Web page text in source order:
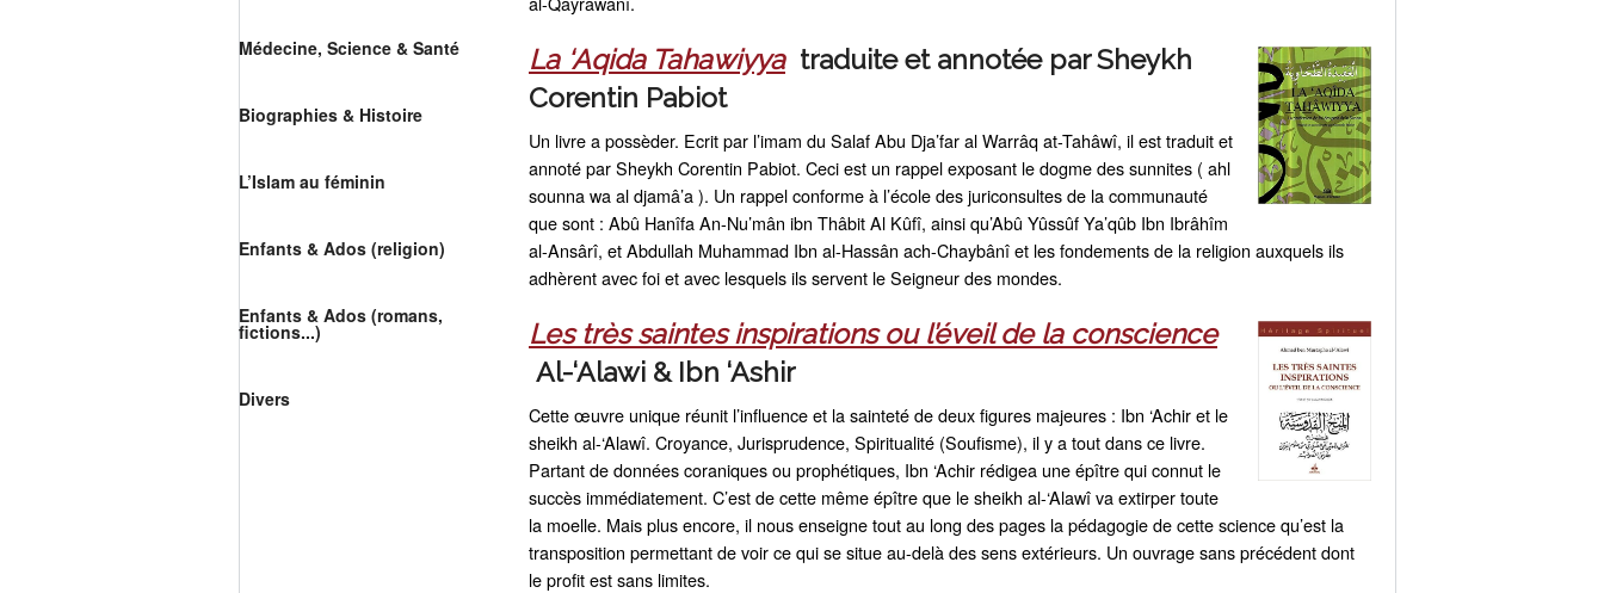
Médecine, Science & Santé
Biographies & Histoire
L’Islam au féminin
Enfants & Ados (religion)
Enfants & Ados (romans,
fictions...)
Divers
La ‘Aqida Tahawiyya traduite et annotée par Sheykh
Corentin Pabiot
Un livre a possèder. Ecrit par l’imam du Salaf Abu Dja’far al Warrâq at-Tahâwî, il est traduit et
annoté par Sheykh Corentin Pabiot. Ceci est un rappel exposant le dogme des sunnites ( ahl
sounna wa al djamâ’a ). Un rappel conforme à l’école des juriconsultes de la communauté
que sont : Abû Hanîfa An-Nu’mân ibn Thâbit Al Kûfî, ainsi qu’Abû Yûssûf Ya’qûb Ibn Ibrâhîm
al-Ansârî, et Abdullah Muhammad Ibn al-Hassân ach-Chaybânî et les fondements de la religion auxquels ils
adhèrent avec foi et avec lesquels ils servent le Seigneur des mondes.
Les très saintes inspirations ou l’éveil de la conscience
Al-‘Alawi & Ibn ‘Ashir
Cette œuvre unique réunit l’influence et la sainteté de deux figures majeures : Ibn ‘Achir et le
sheikh al-‘Alawî. Croyance, Jurisprudence, Spiritualité (Soufisme), il y a tout dans ce livre.
Partant de données coraniques ou prophétiques, Ibn ‘Achir rédigea une épître qui connut le
succès immédiatement. C’est de cette même épître que le sheikh al-‘Alawî va extirper toute
la moelle. Mais plus encore, il nous enseigne tout au long des pages la pédagogie de cette science qu’est la
transposition permettant de voir ce qui se situe au-delà des sens extérieurs. Un ouvrage sans précédent dont
le profit est sans limites.